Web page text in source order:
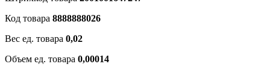
Код товара 8888888026
Вес ед. товара 0,02
Объем ед. товара 0,00014